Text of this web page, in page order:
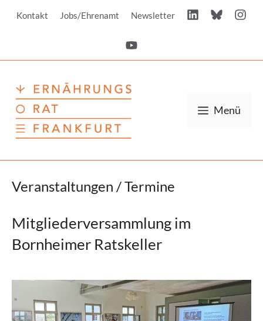
InhaltKontakt Jobs/Ehrenamt Newsletter
Menü
Veranstaltungen / Termine
Mitgliederversammlung im
Bornheimer Ratskeller